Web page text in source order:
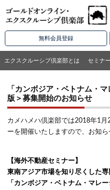
無料会員登録
エクスクルーシブ倶楽部とは セミナ
「カンボジア・ベトナム・
版＞募集開始のお知らせ
カメハメハ倶楽部では2018年1
ーを開催いたしますので、お知ら
【海外不動産セミナー】
東南アジア市場を知り尽くした専
「カンボジア・ベトナム・マレ